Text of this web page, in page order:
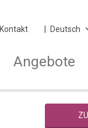
Kontakt
Angebote